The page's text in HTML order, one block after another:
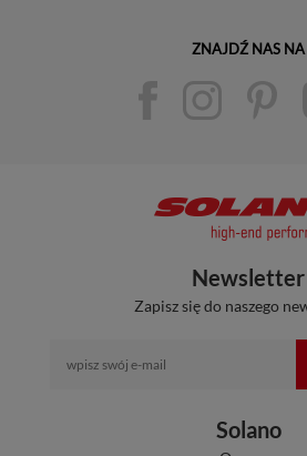
ZNAJDŹ NAS NA
Newsletter
Zapisz się do naszego
Solano